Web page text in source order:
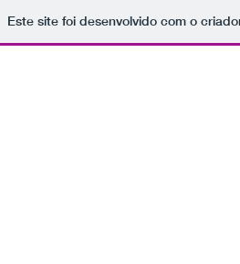
Este site foi desenvolvido com o